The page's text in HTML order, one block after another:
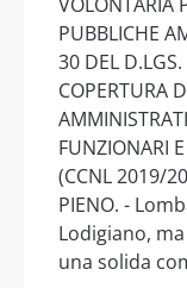
PUBBLICHE
30 DEL
COPERTURA
FUNZIONARI
(CCNL 2019/
PIENO. -
Lodigiano,
una solida